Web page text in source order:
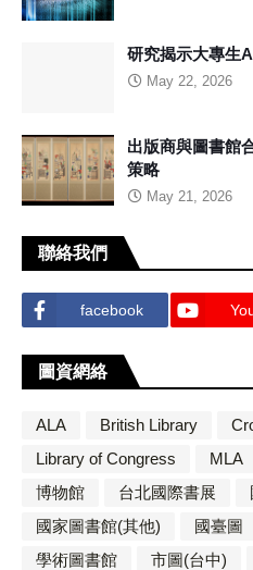
研究揭示大專生
May 22, 2026
出版商與圖書館
策略
May 21, 2026
聯絡我們
facebook
圖資網絡
ALA British Library
Library of Congress
MLA
博物館
台北國際書展
國家圖書館(其他)
國臺圖
學術圖書館
市圖(台中)